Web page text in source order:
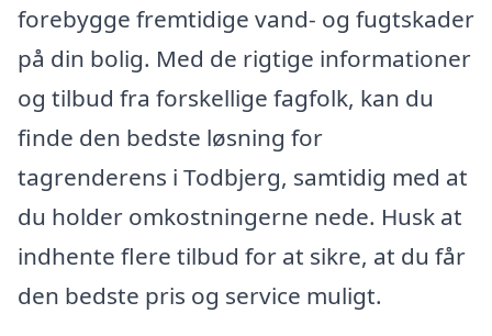
forebygge fremtidige vand- og fugtskader
på din bolig. Med de rigtige informationer
og tilbud fra forskellige fagfolk, kan du
finde den bedste løsning for
tagrenderens i Todbjerg, samtidig med at
du holder omkostningerne nede. Husk at
indhente flere tilbud for at sikre, at du får
den bedste pris og service muligt.